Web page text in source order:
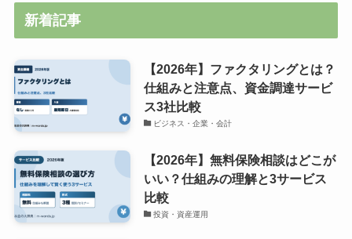
新着記事
【2026年】ファクタリングとは？
仕組みと注意点、資金調達サービ
ス3社比較
ビジネス・企業・会計
【2026年】無料保険相談はどこが
いい？仕組みの理解と3サービス
比較
投資・資産運用